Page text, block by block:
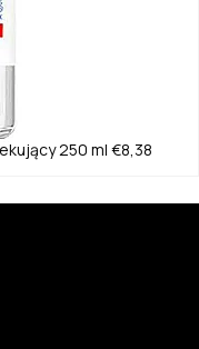
250 ml €8,38